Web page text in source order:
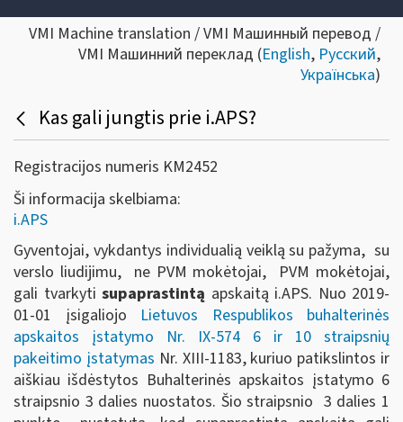
VMI Machine translation / VMI Машинный перевод /
VMI Машинний переклад (English, Русский,
Українська)
Kas gali jungtis prie i.APS?
Registracijos numeris KM2452
Ši informacija skelbiama:
i.APS
Gyventojai, vykdantys individualią veiklą su pažyma, su
verslo liudijimu, ne PVM mokėtojai, PVM mokėtojai,
gali tvarkyti supaprastintą apskaitą i.APS. Nuo 2019-
01-01 įsigaliojo Lietuvos Respublikos buhalterinės
apskaitos įstatymo Nr. IX-574 6 ir 10 straipsnių
pakeitimo įstatymas Nr. XIII-1183, kuriuo patikslintos ir
aiškiau išdėstytos Buhalterinės apskaitos įstatymo 6
straipsnio 3 dalies nuostatos. Šio straipsnio 3 dalies 1